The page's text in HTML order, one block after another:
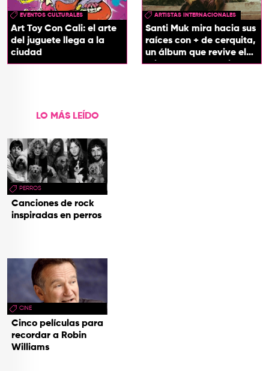
EVENTOS CULTURALES
Art Toy Con Cali: el arte
del juguete llega a la
ciudad
ARTISTAS INTERNACIONALES
Santi Muk mira hacia sus
raíces con + de cerquita,
un álbum que revive el
origen de sus canciones
LO MÁS LEÍDO
PERROS
Canciones de rock
inspiradas en perros
CINE
Cinco películas para
recordar a Robin
Williams